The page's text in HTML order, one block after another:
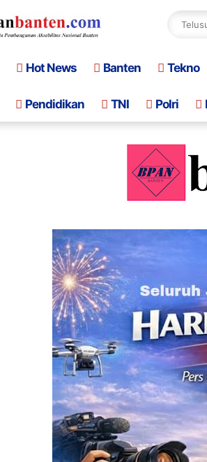
Hot News Banten Tekno
Pendidikan TNI Polri